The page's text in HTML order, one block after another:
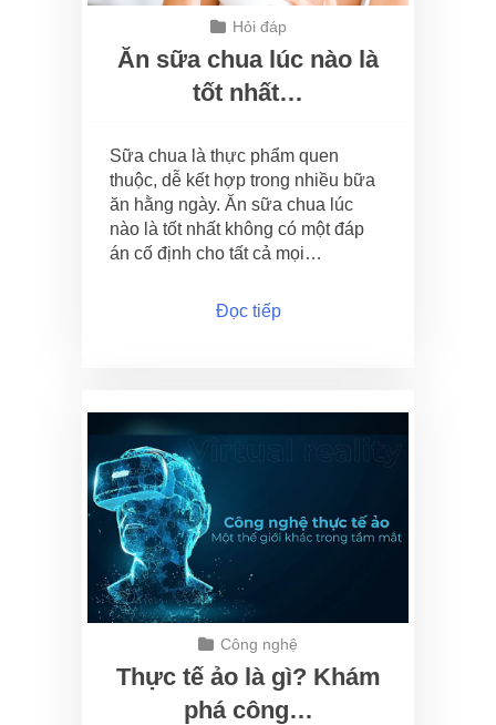
Hỏi đáp
Ăn sữa chua lúc nào là
tốt nhất…
Sữa chua là thực phẩm quen
thuộc, dễ kết hợp trong nhiều bữa
ăn hằng ngày. Ăn sữa chua lúc
nào là tốt nhất không có một đáp
án cố định cho tất cả mọi…
Đọc tiếp
Công nghệ
Thực tế ảo là gì? Khám
phá công…